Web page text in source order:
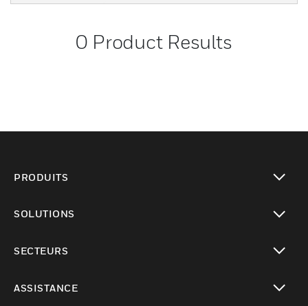
0 Product Results
PRODUITS
SOLUTIONS
SECTEURS
ASSISTANCE